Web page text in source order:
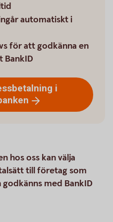
automatiskt i
för att godkänna en
BankID
i
hos oss kan välja
till företag som
med BankID